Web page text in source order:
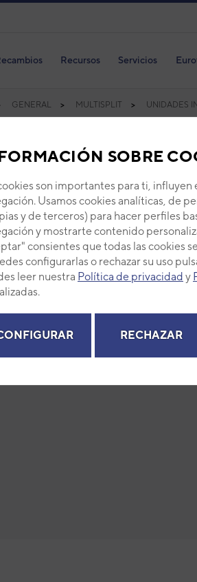
SOBRE
son importantes para ti, influyen
Usamos cookies analíticas, de
y de terceros) para hacer perfiles
y mostrarte contenido
consientes que todas las cookies
configurarlas o rechazar su uso
leer nuestra Política de privacidad y
RECHAZAR
Recursos Servicios
GENERAL MULTISPLIT UNIDADES
Slim KL